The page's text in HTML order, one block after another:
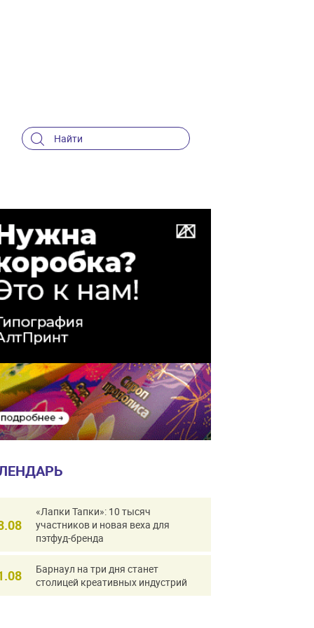
«Лапки Тапки»: 10 тысяч
участников и новая веха для
пэтфуд-бренда
Барнаул на три дня станет
столицей креативных индустрий